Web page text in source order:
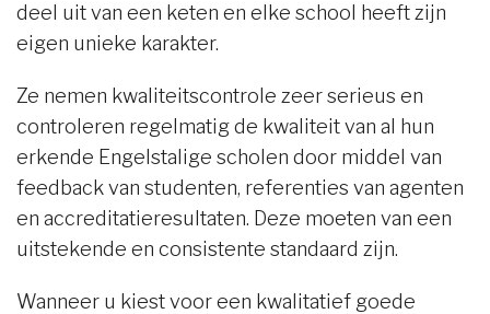
deel uit van een keten en elke school heeft zijn
eigen unieke karakter.
Ze nemen kwaliteitscontrole zeer serieus en
controleren regelmatig de kwaliteit van al hun
erkende Engelstalige scholen door middel van
feedback van studenten, referenties van agenten
en accreditatieresultaten. Deze moeten van een
uitstekende en consistente standaard zijn.
Wanneer u kiest voor een kwalitatief goede